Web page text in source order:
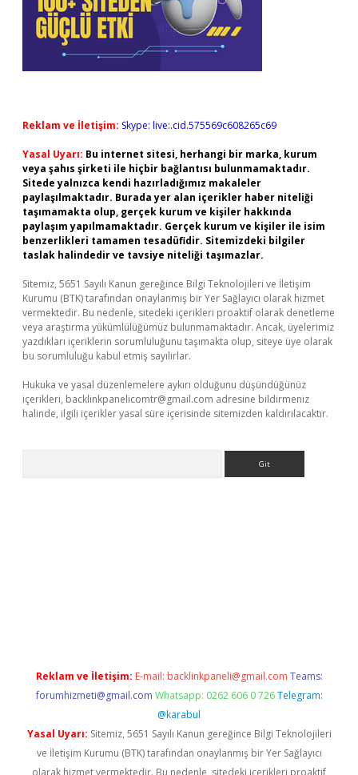
Reklam ve İletişim: Skype: live:.cid.575569c608265c69
Yasal Uyarı: Bu internet sitesi, herhangi bir marka, kurum
veya şahıs şirketi ile hiçbir bağlantısı bulunmamaktadır.
Sitede yalnızca kendi hazırladığımız makaleler
paylaşılmaktadır. Burada yer alan içerikler haber niteliği
taşımamakta olup, gerçek kurum ve kişiler hakkında
paylaşım yapılmamaktadır. Gerçek kurum ve kişiler ile isim
benzerlikleri tamamen tesadüfidir. Sitemizdeki bilgiler
taslak halindedir ve tavsiye niteliği taşımazlar.
Sitemiz, 5651 Sayılı Kanun gereğince Bilgi Teknolojileri ve İletişim
Kurumu (BTK) tarafından onaylanmış bir Yer Sağlayıcı olarak hizmet
vermektedir. Bu nedenle, sitedeki içerikleri proaktif olarak denetleme
veya araştırma yükümlülüğümüz bulunmamaktadır. Ancak, üyelerimiz
yazdıkları içeriklerin sorumluluğunu taşımakta olup, siteye üye olarak
bu sorumluluğu kabul etmiş sayılırlar.
Hukuka ve yasal düzenlemelere aykırı olduğunu düşündüğünüz
içerikleri, backlinkpanelicomtr@gmail.com adresine bildirmeniz
halinde, ilgili içerikler yasal süre içerisinde sitemizden kaldırılacaktır.
Reklam ve İletişim: E-mail: backlinkpaneli@gmail.com Teams:
forumhizmeti@gmail.com Whatsapp: 0262 606 0 726 Telegram:
@karabul
Yasal Uyarı: Sitemiz, 5651 Sayılı Kanun gereğince Bilgi Teknolojileri
ve İletişim Kurumu (BTK) tarafından onaylanmış bir Yer Sağlayıcı
olarak hizmet vermektedir. Bu nedenle, sitedeki içerikleri proaktif